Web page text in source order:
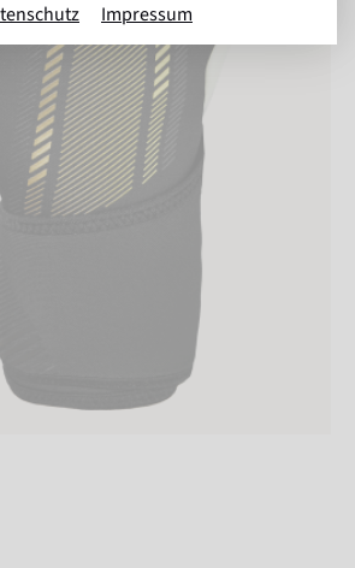
Impressum